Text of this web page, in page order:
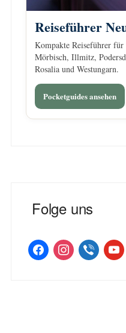
Reiseführer
Kompakte Reiseführer für
Mörbisch, Illmitz,
Rosalia und Westungarn.
Pocketguides ansehen
Folge uns
facebookinstagramviber youtube